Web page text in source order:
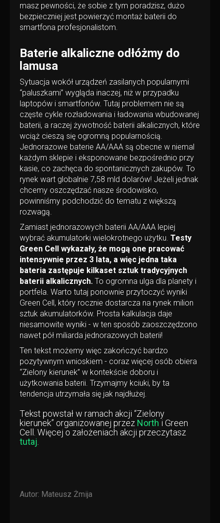
masz pewności, że sobie z tym poradzisz, dużo
bezpieczniej jest powierzyć montaż baterii do
smartfona profesjonalistom.
Baterie alkaliczne odłóżmy do
lamusa
Sytuacja wokół urządzeń zasilanych popularnymi
“paluszkami” wygląda inaczej, niż w przypadku
laptopów i smartfonów. Tutaj problemem nie są
częste cykle rozładowania i ładowania wbudowanej
baterii, a raczej żywotność baterii alkalicznych, które
wciąż cieszą się ogromną popularnością.
Jednorazowe baterie AA/AAA są obecne w niemal
każdym sklepie i eksponowane bezpośrednio przy
kasie, co zachęca do spontanicznych zakupów. To
rynek wart globalnie 7,58 mld dolarów! Jeżeli jednak
chcemy oszczędzać nasze środowisko,
powinniśmy podchodzić do tematu z większą
rozwagą.
Zamiast jednorazowych baterii AA/AAA lepiej
wybrać akumulatorki wielokrotnego użytku. Testy
Green Cell wykazały, że mogą one pracować
intensywnie przez 3 lata, a więc jedna taka
bateria zastępuje kilkaset sztuk tradycyjnych
baterii alkalicznych. To ogromna ulga dla planety i
portfela. Warto tutaj ponownie przytoczyć wyniki
Green Cell, który rocznie dostarcza na rynek milion
sztuk akumulatorków. Prosta kalkulacja daje
niesamowite wyniki - w ten sposób zaoszczędzono
nawet pół miliarda jednorazowych baterii!
Ten tekst możemy więc zakończyć bardzo
pozytywnym wnioskiem - coraz więcej osób obiera
“Zielony kierunek” w kontekście doboru i
użytkowania baterii. Trzymajmy kciuki, by ta
tendencja utrzymała się jak najdłużej.
Tekst powstał w ramach akcji “Zielony
kierunek” organizowanej przez North i Green
Cell. Więcej o założeniach akcji przeczytasz
tutaj
Autor: Mateusz Żmija